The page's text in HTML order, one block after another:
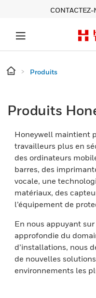
CONTACTEZ-
Produits
Produits
Honeywell maintient
travailleurs plus en
des ordinateurs
barres, des
vocale, une
matériaux, des
l’équipement de
En nous appuyant
approfondie du
d’installations, nous
de nouvelles
environnements les